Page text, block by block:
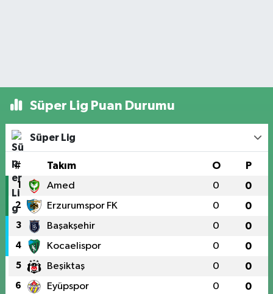
Süper Lig Puan Durumu
Süper Lig
# Takım O P
1 Amed 0 0
2 Erzurumspor FK 0 0
3 Başakşehir 0 0
4 Kocaelispor 0 0
5 Beşiktaş 0 0
6 Eyüpspor 0 0